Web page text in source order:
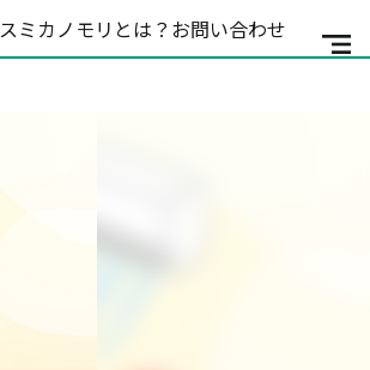
スミカノモリとは？ お問い合わせ